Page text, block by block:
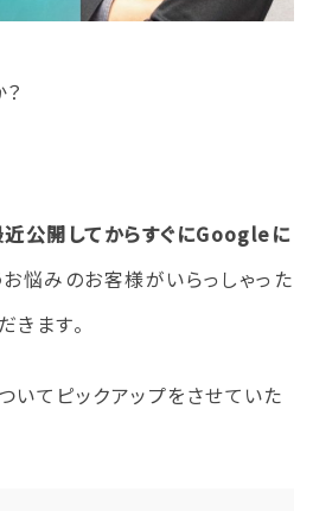
近公開してからすぐにGoogleに
お悩みのお客様がいらっしゃった
きます。
てピックアップをさせていた